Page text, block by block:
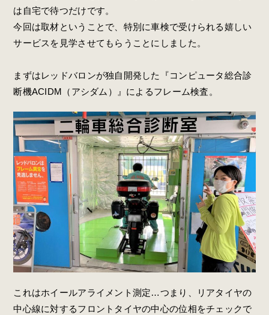
は自宅で待つだけです。
今回は取材ということで、特別に車検で受けられる嬉しい
サービスを見学させてもらうことにしました。
まずはレッドバロンが独自開発した
『コンピュータ総合診
断機ACIDM（アシダム）』によるフレーム検査。
これはホイールアライメント測定…つまり、
リアタイヤの
中心線に対するフロントタイヤの中心の位相をチェックで